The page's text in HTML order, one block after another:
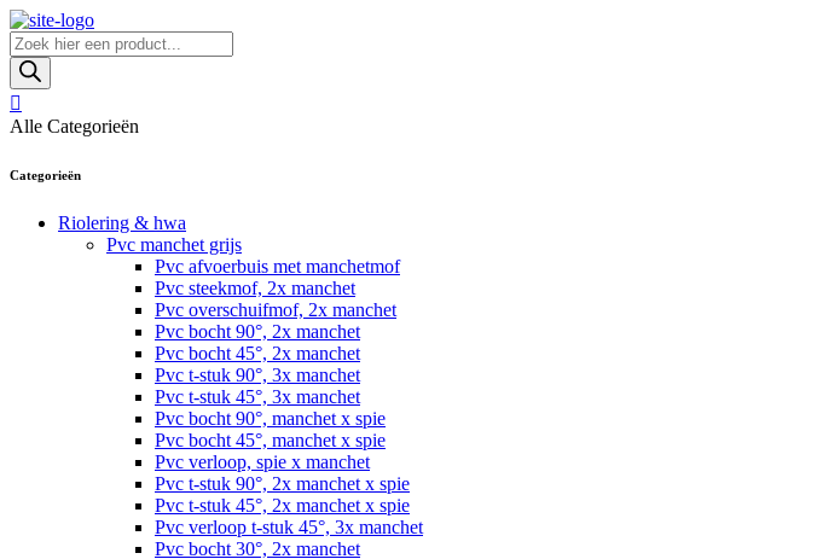
Skip
to
content
Producten
zoeken
Alle Categorieën
Categorieën
Riolering & hwa
Pvc manchet grijs
Pvc afvoerbuis met manchetmof
Pvc steekmof, 2x manchet
Pvc overschuifmof, 2x manchet
Pvc bocht 90°, 2x manchet
Pvc bocht 45°, 2x manchet
Pvc t-stuk 90°, 3x manchet
Pvc t-stuk 45°, 3x manchet
Pvc bocht 90°, manchet x spie
Pvc bocht 45°, manchet x spie
Pvc verloop, spie x manchet
Pvc t-stuk 90°, 2x manchet x spie
Pvc t-stuk 45°, 2x manchet x spie
Pvc verloop t-stuk 45°, 3x manchet
Pvc bocht 30°, 2x manchet